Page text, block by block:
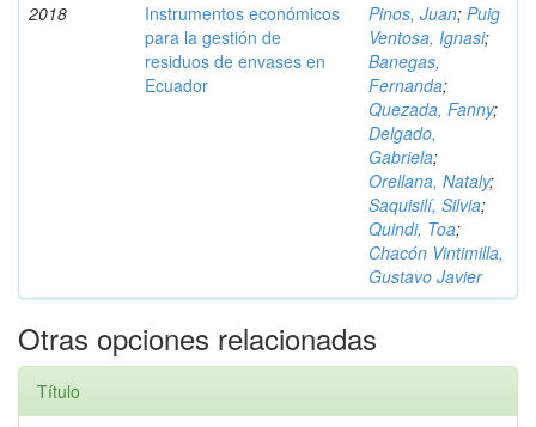
2018
Instrumentos económicos
para la gestión de
residuos de envases en
Ecuador
Pinos, Juan; Puig
Ventosa, Ignasi;
Banegas,
Fernanda;
Quezada, Fanny;
Delgado,
Gabriela;
Orellana, Nataly;
Saquisilí, Silvia;
Quindi, Toa;
Chacón Vintimilla,
Gustavo Javier
Otras opciones relacionadas
Título